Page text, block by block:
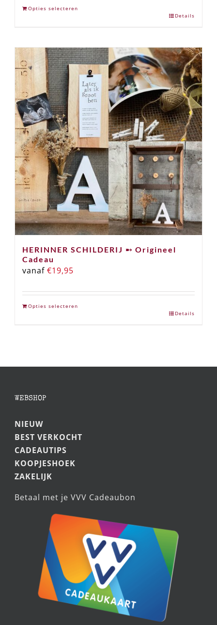
Opties selecteren
Details
HERINNER SCHILDERIJ ➸ Origineel
Cadeau
vanaf €19,95
Opties selecteren
Details
WEBSHOP
NIEUW
BEST VERKOCHT
CADEAUTIPS
KOOPJESHOEK
ZAKELIJK
Betaal met je VVV Cadeaubon